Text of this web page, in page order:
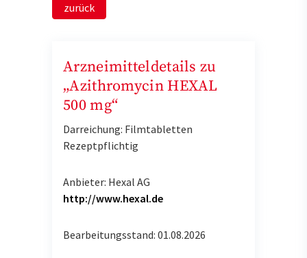
zurück
Arzneimitteldetails zu
„Azithromycin HEXAL
500 mg“
Darreichung: Filmtabletten
Rezeptpflichtig
Anbieter: Hexal AG
http://www.hexal.de
Bearbeitungsstand: 01.08.2026